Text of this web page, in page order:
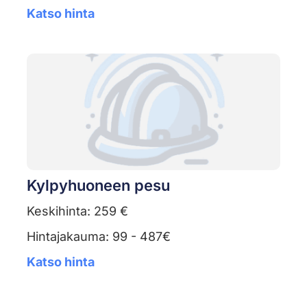
Katso hinta
Kylpyhuoneen pesu
Keskihinta: 259 €
Hintajakauma: 99 - 487€
Katso hinta